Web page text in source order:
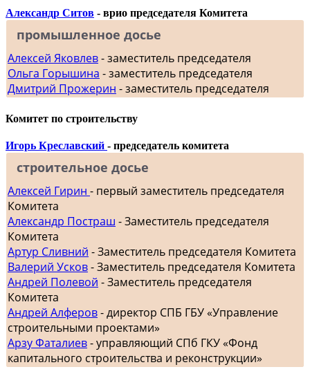
Александр Ситов - врио председателя Комитета
промышленное досье
Алексей Яковлев- заместитель председателя
Ольга Горышина - заместитель председателя
Дмитрий Прожерин - заместитель председателя
Комитет по строительству
Игорь Креславский - председатель комитета
строительное досье
Алексей Гирин - первый заместитель председателя
Комитета
Александр Постраш - Заместитель председателя
Комитета
Артур Сливний - Заместитель председателя Комитета
Валерий Усков- Заместитель председателя Комитета
Андрей Полевой - Заместитель председателя
Комитета
Андрей Алферов- директор СПБ ГБУ «Управление
строительными проектами»
Арзу Фаталиев- управляющий СПб ГКУ «Фонд
капитального строительства и реконструкции»